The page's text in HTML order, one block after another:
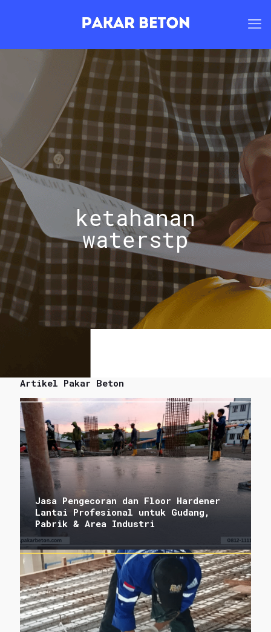
ketahanan
waterstp
Artikel Pakar Beton
Jasa Pengecoran dan Floor Hardener
Lantai Profesional untuk Gudang,
Pabrik & Area Industri